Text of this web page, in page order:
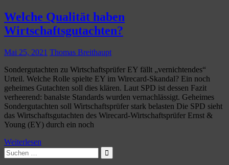
Welche Qualität haben
Wirtschaftsgutachten?
Mai 25, 2021 Thomas Breithaupt
Sondergutachten zu Wirtschaftsprüfer EY fällt „vernichtendes“
Urteil. Welche Rolle spielte EY im Wirecard-Skandal? Ein noch
geheimes Gutachten soll dies klären. Laut SPD ist dessen Fazit
verheerend: banalste Standards wurden vernachlässigt. Geheimes
Sondergutachten soll Wirtschaftsprüfer stark belasten Die SPD sieht
das Wirtschaftsgutachten des Wirecard-Wirtschaftsprüfer Ernst &
Young (EY) durch ein noch
Weiterlesen
Suchen
nach:
Suchen